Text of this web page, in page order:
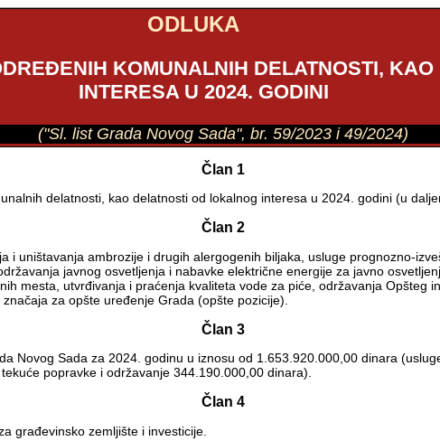
ODLUKA
KOMUNALNIH DELATNOSTI,
INTERESA U 2024. GODINI
("Sl. list Grada Novog Sada", br. 59/2023 i 49/2024)
Član 1
delatnosti, kao delatnosti od lokalnog interesa u 2024. godini (u
Član 2
i uništavanja ambrozije i drugih alergogenih biljaka, usluge prognozno-
javnog osvetljenja i nabavke električne energije za javno
mesta, utvrđivanja i praćenja kvaliteta vode za piće, održavanja Opšteg
za opšte uređenje Grada (opšte pozicije).
Član 3
Novog Sada za 2024. godinu u iznosu od 1.653.920.000,00 dinara
popravke i održavanje 344.190.000,00 dinara).
Član 4
građevinsko zemljište i investicije.